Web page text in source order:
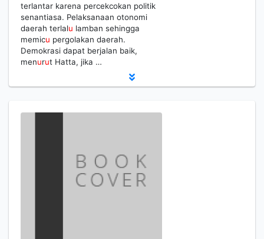
terlantar karena percekcokan politik
senantiasa. Pelaksanaan otonomi
daerah terlalu lamban sehingga
memicu pergolakan daerah.
Demokrasi dapat berjalan baik,
menurut Hatta, jika …